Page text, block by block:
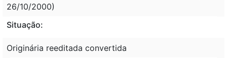
26/10/2000)
Situação:
Originária reeditada convertida